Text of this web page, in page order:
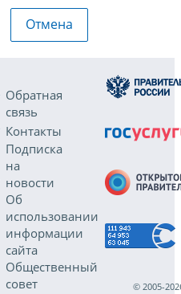
Отмена
Обратная
связь
Контакты
Подписка
на
новости
Об
использовании
информации
сайта
Общественный
совет
© 2005-